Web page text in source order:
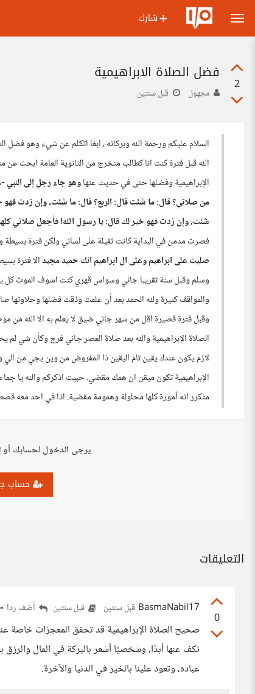
شارك
2
فضل الصلاة الابراهيمية
مجهول قبل سنتين
السلام عليكم ورحمة الله وبركاته ، ابغا اتكلم عن شيء وهو فضل
الله قبل فترة كنت انا كطالب متخرج من الثانوية العامة ابحث
الإبراهيمية وفضلها حتى في حديث عنهاوهو جاء رجل إلى النبي
من صلاتي؟ قال: ما شئت قال: الربع؟ قال: ما شئت، وإن زدت
شئت، وإن زدت فهو خير لك قال: يا رسول الله! فأجعل صلاتي
فصرت مدمن في البداية كانت ثقيلة على لساني ولكن فترة بسيطة
صليت على ابراهيم وعلى ال ابراهيم انك حميد مجيدالا فترة
وسلم وقبل سنة تقريبا جاني وسواس قهري كنت اشوف الموت كل
والمواقف كثيرة ولله الحمد بعد أن علمت وذقت فضلها
وقبل فترة قصيرة اقل من شهر جاني ضيق لا يعلم به الا الله
الصلاة الإبراهيمية والله بعد صلاة العصر جاني فرج وكأن شي
لازم يكون عندك يقين تام اليقين ذا المفروض من وين يجي من
الإبراهيمية تكون ميقن ان همك مقضي. حبيت اذكركم والله يا
متكرر انه أمورة كلها محلولة وهمومة مقضية. اذا في احد
يرجى الدخول لحسابك
حساب
التعليقات
0
BasmaNabil17 قبل سنتين قبل سنتين أضف ردا
صحيح الصلاة الإبراهيمية قد تحقق المعجزات خاصة عند
نكف عنها أبدًا، وشخصيًا أشعر بالبركة في المال
عباده، وتعود علينا بالخير في الدنيا والآخرة.